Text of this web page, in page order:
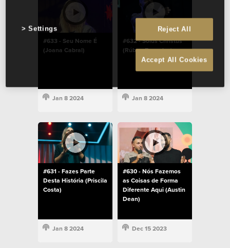
#633 - Seu Nome É
(Joana Cabral)
Jan 8 2024
#632 - Solus Christus
(Rúben Barradas)
Jan 8 2024
#631 - Fazes Parte
Desta História (Priscila
Costa)
Jan 8 2024
#630 - Nós Fazemos
as Coisas de Forma
Diferente Aqui (Austin
Dean)
Dec 15 2023
Reject All
Accept All Cookies
Settings